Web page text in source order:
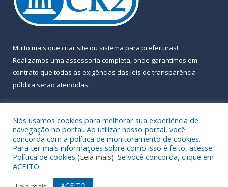
Muito mais que criar site ou sistema para prefeituras!
Realizamos uma assessoria completa, onde garantimos em
contrato que todas as exigências das leis de transparência
pública serão atendidas.
Todos os direitos reservados a Prefeitura Municipal de Almeirim.
Mapa do Site Acessar Área Administrativa
Nós usamos cookies para melhorar sua experiência de
navegação no portal. Ao utilizar nosso portal, você
concorda com a política de monitoramento de cookies.
Para ter mais informações sobre como isso é feito, acesse
Política de cookies (Leia mais). Se você concorda, clique em
ACEITO.